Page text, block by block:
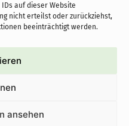
auf dieser Website
nicht erteilst oder zurückziehst,
beeinträchtigt werden.
ansehen
proyectos autoconstruidos